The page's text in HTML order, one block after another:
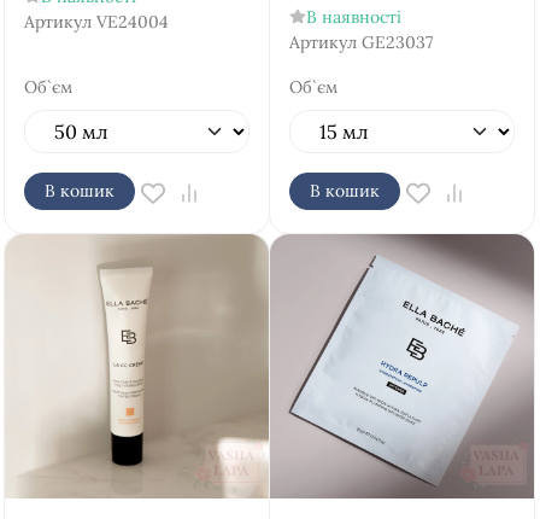
Артикул VE24004
Об`єм
В кошик
В наявності
Артикул GE23037
Об`єм
В кошик